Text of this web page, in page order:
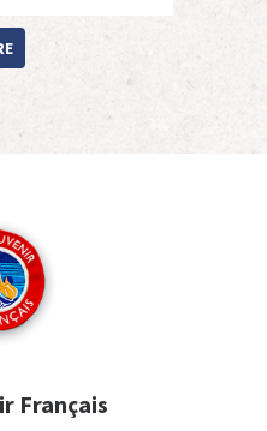
Français